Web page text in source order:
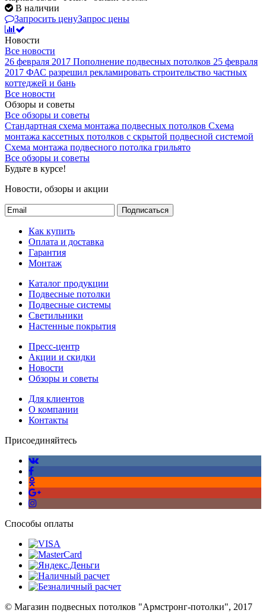
В наличии
Запросить ценуЗапрос цены
Новости
Все новости
26 февраля 2017 Пополнение подвесных потолков 25 февраля
2017 ФАС разрешил рекламировать строительство частных
коттеджей и бань
Все новости
Обзоры и советы
Все обзоры и советы
Стандартная схема монтажа подвесных потолков Схема
монтажа кассетных потолков с скрытой подвесной системой
Схема монтажа подвесного потолка грильято
Все обзоры и советы
Будьте в курсе!
Новости, обзоры и акции
Подписаться
Как купить
Оплата и доставка
Гарантия
Монтаж
Каталог продукции
Подвесные потолки
Подвесные системы
Светильники
Настенные покрытия
Пресс-центр
Акции и скидки
Новости
Обзоры и советы
Для клиентов
О компании
Контакты
Присоединяйтесь
Способы оплаты
© Магазин подвесных потолков "Армстронг-потолки", 2017